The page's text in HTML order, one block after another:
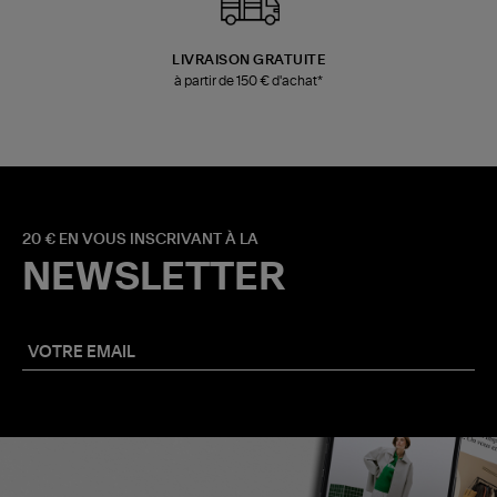
LIVRAISON GRATUITE
à partir de 150 € d'achat*
20 € EN VOUS INSCRIVANT À LA
NEWSLETTER